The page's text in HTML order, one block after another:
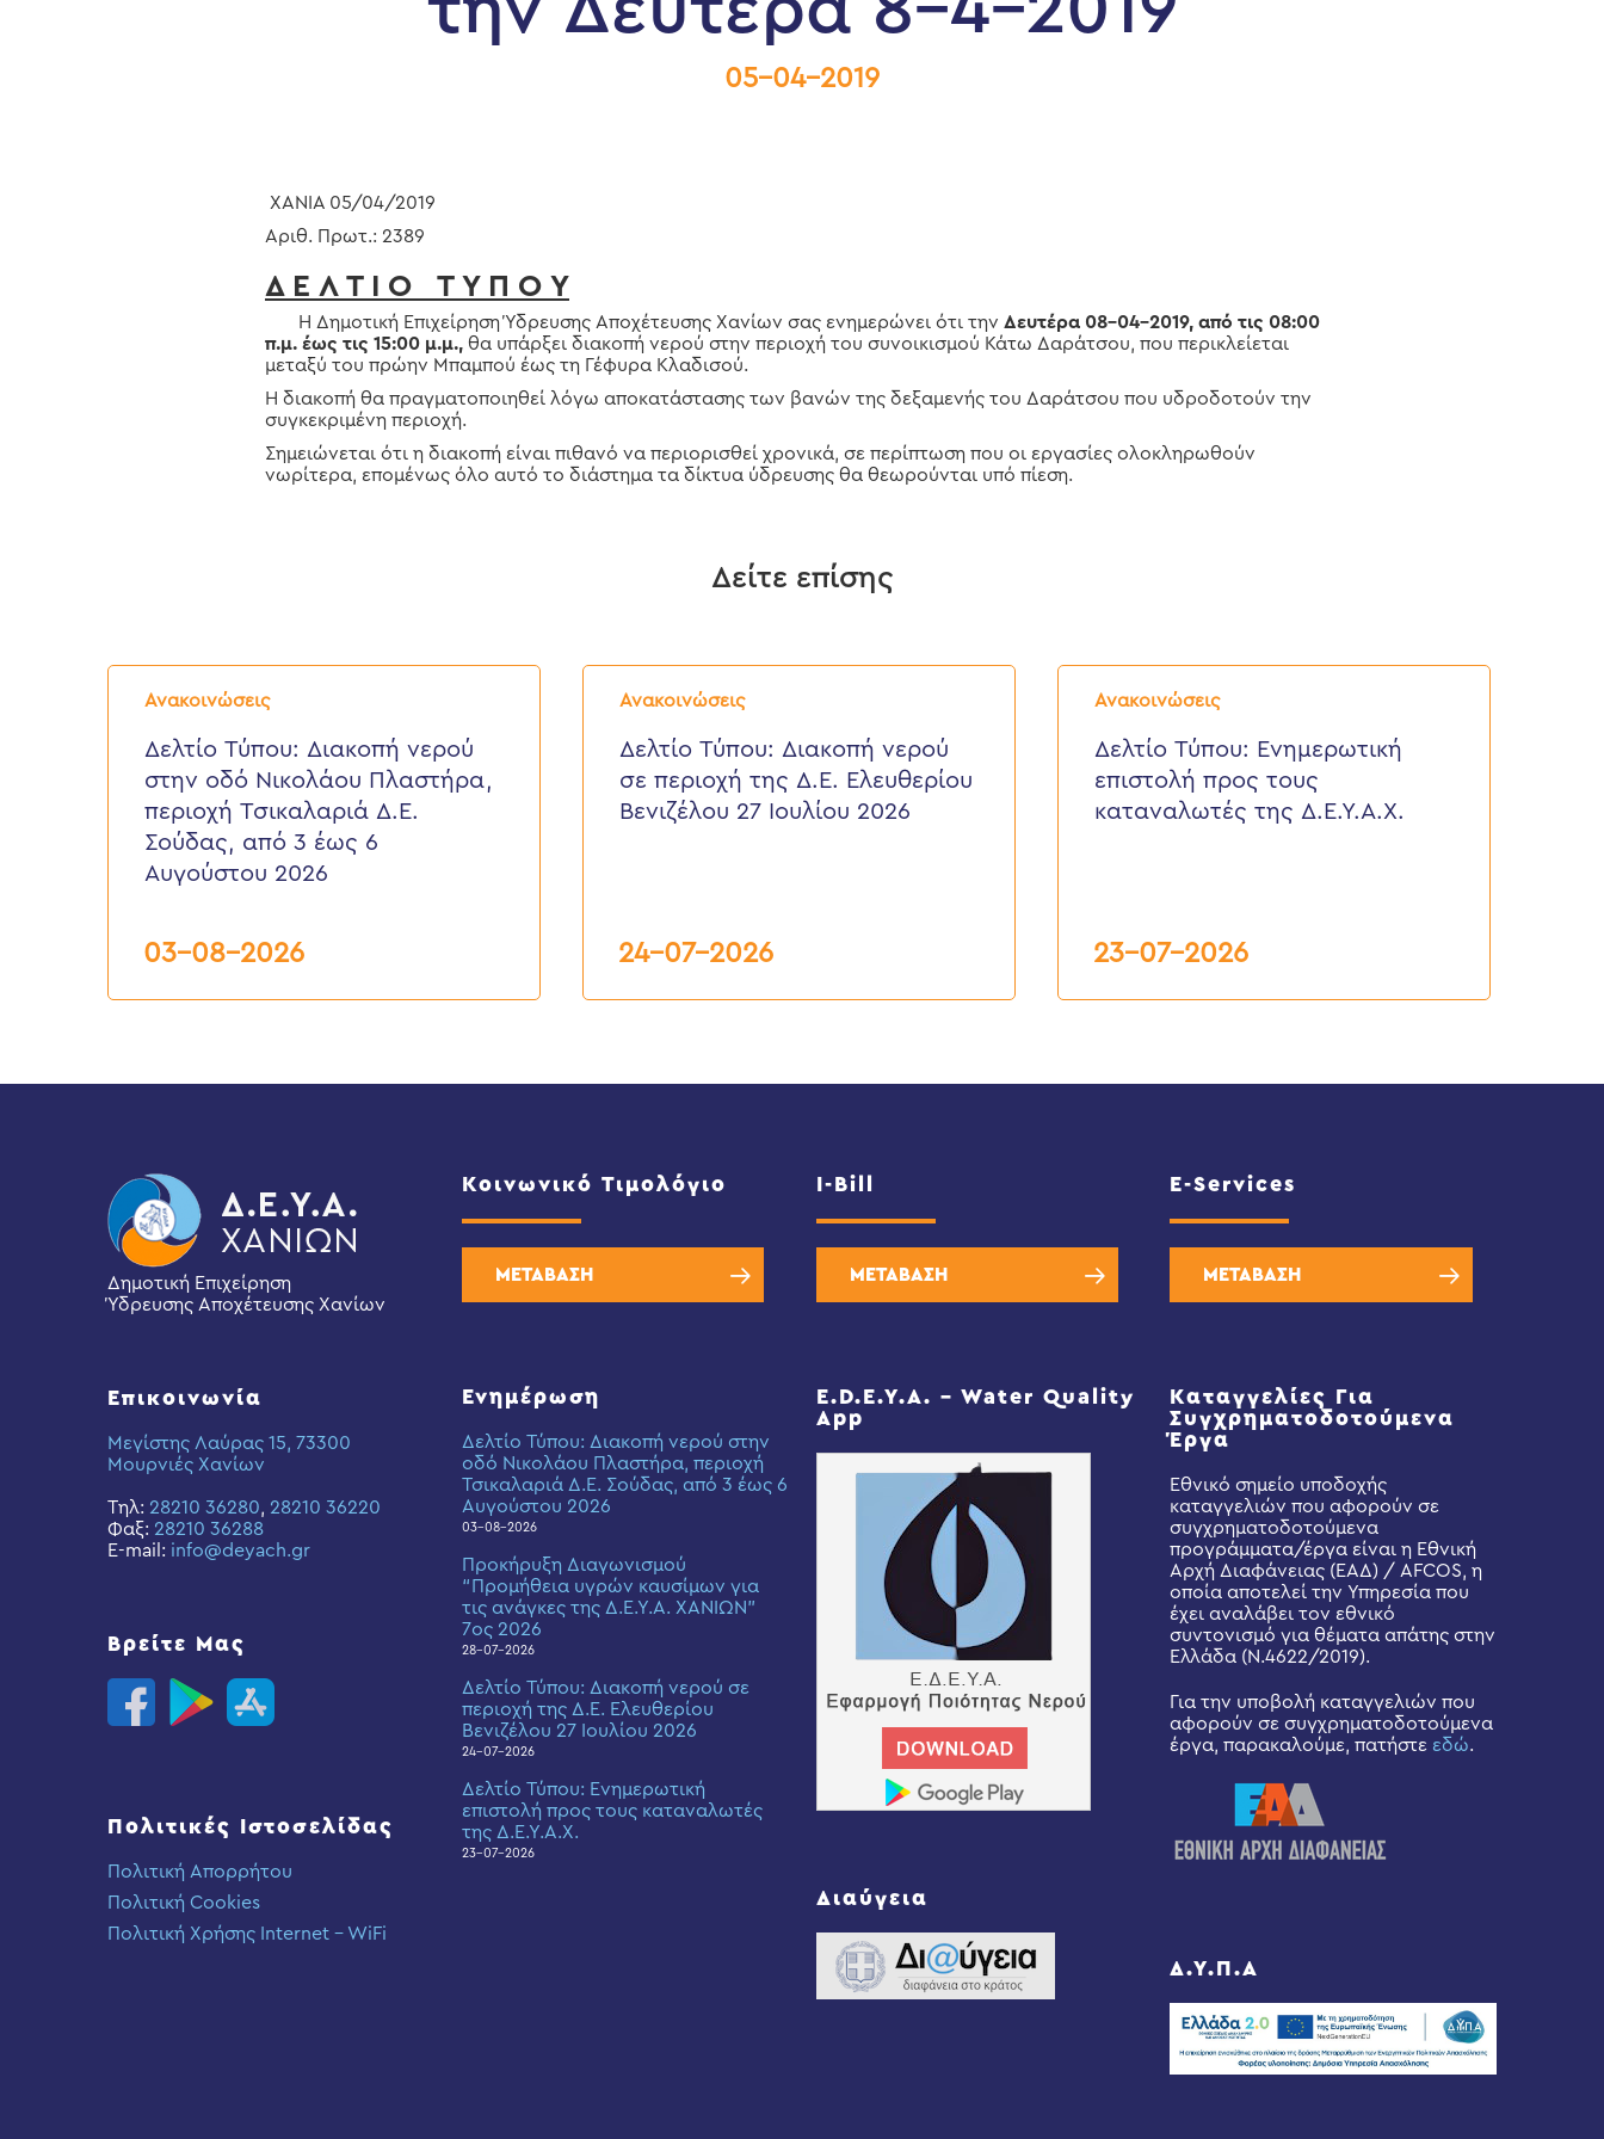
05-04-2019
ΧΑΝΙΑ 05/04/2019
Αριθ. Πρωτ.: 2389
Δ Ε Λ Τ Ι Ο Τ Υ Π Ο Υ
Η Δημοτική Επιχείρηση Ύδρευσης Αποχέτευσης Χανίων σας ενημερώνει ότι την Δευτέρα 08-04-2019, από τις 08:00
π.μ. έως τις 15:00 μ.μ., θα υπάρξει διακοπή νερού στην περιοχή του συνοικισμού Κάτω Δαράτσου, που περικλείεται
μεταξύ του πρώην Μπαμπού έως τη Γέφυρα Κλαδισού.
Η διακοπή θα πραγματοποιηθεί λόγω αποκατάστασης των βανών της δεξαμενής του Δαράτσου που υδροδοτούν την
συγκεκριμένη περιοχή.
Σημειώνεται ότι η διακοπή είναι πιθανό να περιορισθεί χρονικά, σε περίπτωση που οι εργασίες ολοκληρωθούν
νωρίτερα, επομένως όλο αυτό το διάστημα τα δίκτυα ύδρευσης θα θεωρούνται υπό πίεση.
Δείτε επίσης
Ανακοινώσεις
Δελτίο
Τύπου:
νερού
στην
Νικολάου
Πλαστήρα,
περιοχή
Τσικαλαριά
6
Δελτίο Τύπου: Διακοπή νερού
στην οδό Νικολάου Πλαστήρα,
περιοχή Τσικαλαριά Δ.Ε.
Σούδας, από 3 έως 6
Αυγούστου 2026
03-08-2026
Ανακοινώσεις
Δελτίο
Τύπου:
νερού
περιοχή
Δελτίο Τύπου: Διακοπή νερού
σε περιοχή της Δ.Ε. Ελευθερίου
Βενιζέλου 27 Ιουλίου 2026
24-07-2026
Ανακοινώσεις
Δελτίο
Τύπου:
επιστολή
προς
τους
καταναλωτές
Δελτίο Τύπου: Eνημερωτική
επιστολή προς τους
καταναλωτές της Δ.Ε.Υ.Α.Χ.
23-07-2026
Δημοτική Επιχείρηση
Ύδρευσης Αποχέτευσης Χανίων
Επικοινωνία
Μεγίστης Λαύρας 15, 73300
Μουρνιές Χανίων
Τηλ: 28210 36280, 28210 36220
Φαξ: 28210 36288
E-mail: info@deyach.gr
Βρείτε Μας
Πολιτικές Ιστοσελίδας
Πολιτική Απορρήτου
Πολιτική Cookies
Πολιτική Χρήσης Internet – WiFi
Κοινωνικό Τιμολόγιο
ΜΕΤΑΒΑΣΗ
Ενημέρωση
Δελτίο Τύπου: Διακοπή νερού στην
οδό Νικολάου Πλαστήρα, περιοχή
Τσικαλαριά Δ.Ε. Σούδας, από 3 έως 6
Αυγούστου 2026
03-08-2026
Προκήρυξη Διαγωνισμού
“Προμήθεια υγρών καυσίμων για
τις ανάγκες της Δ.Ε.Υ.Α. ΧΑΝΙΩΝ”
7ος 2026
28-07-2026
Δελτίο Τύπου: Διακοπή νερού σε
περιοχή της Δ.Ε. Ελευθερίου
Βενιζέλου 27 Ιουλίου 2026
24-07-2026
Δελτίο Τύπου: Eνημερωτική
επιστολή προς τους καταναλωτές
της Δ.Ε.Υ.Α.Χ.
23-07-2026
I-Bill
ΜΕΤΑΒΑΣΗ
E.D.E.Y.A. – Water Quality
App
Διαύγεια
E-Services
ΜΕΤΑΒΑΣΗ
Καταγγελίες Για
Συγχρηματοδοτούμενα
Έργα
Εθνικό σημείο υποδοχής
καταγγελιών που αφορούν σε
συγχρηματοδοτούμενα
προγράμματα/έργα είναι η Εθνική
Αρχή Διαφάνειας (ΕΑΔ) / AFCOS, η
οποία αποτελεί την Υπηρεσία που
έχει αναλάβει τον εθνικό
συντονισμό για θέματα απάτης στην
Ελλάδα (Ν.4622/2019).
Για την υποβολή καταγγελιών που
αφορούν σε συγχρηματοδοτούμενα
έργα, παρακαλούμε, πατήστε εδώ.
Δ.Υ.Π.Α